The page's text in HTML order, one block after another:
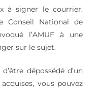
à signer le courrier.
Conseil National de
l’AMUF à une
sur le sujet.
dépossédé d’un
vous pouvez